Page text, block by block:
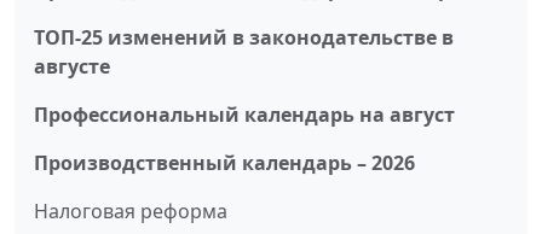
ТОП-25 изменений в законодательстве в
августе
Профессиональный календарь на август
Производственный календарь – 2026
Налоговая реформа